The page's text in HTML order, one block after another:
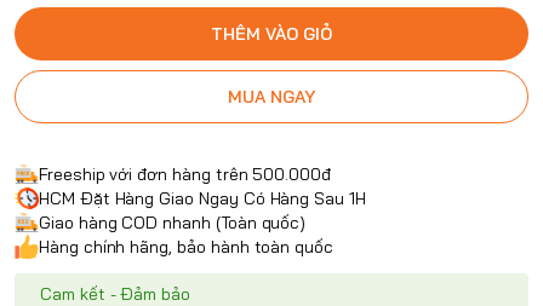
THÊM VÀO GIỎ
MUA NGAY
Freeship với đơn hàng trên 500.000đ
HCM Đặt Hàng Giao Ngay Có Hàng Sau 1H
Giao hàng COD nhanh (Toàn quốc)
Hàng chính hãng, bảo hành toàn quốc
Cam kết - Đảm bảo